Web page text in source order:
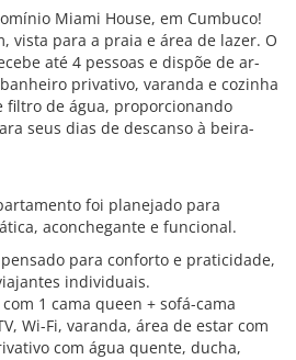
Miami House, em Cumbuco!
vista para a praia e área de lazer. O
até 4 pessoas e dispõe de ar-
privativo, varanda e cozinha
filtro de água, proporcionando
seus dias de descanso à beira-
foi planejado para
aconchegante e funcional.
para conforto e praticidade,
individuais.
1 cama queen + sofá-cama
Wi-Fi, varanda, área de estar com
com água quente, ducha,